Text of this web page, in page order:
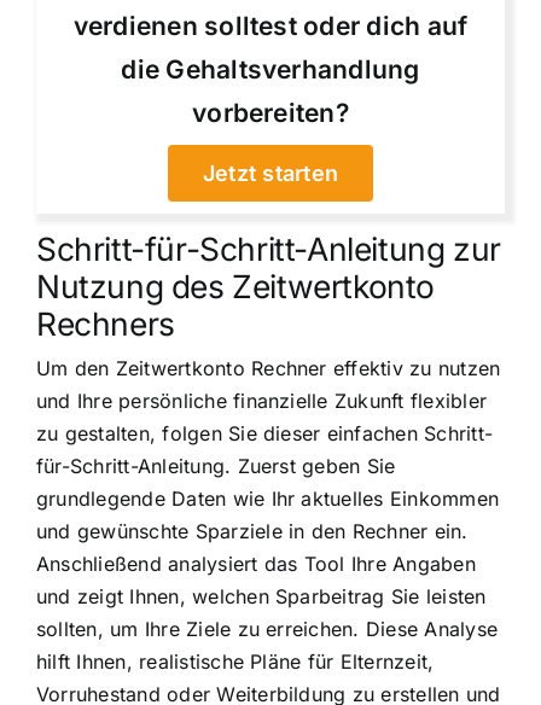
verdienen solltest oder dich auf
die Gehaltsverhandlung
vorbereiten?
Jetzt starten
Schritt-für-Schritt-Anleitung zur
Nutzung des Zeitwertkonto
Rechners
Um den Zeitwertkonto Rechner effektiv zu nutzen
und Ihre persönliche finanzielle Zukunft flexibler
zu gestalten, folgen Sie dieser einfachen Schritt-
für-Schritt-Anleitung. Zuerst geben Sie
grundlegende Daten wie Ihr aktuelles Einkommen
und gewünschte Sparziele in den Rechner ein.
Anschließend analysiert das Tool Ihre Angaben
und zeigt Ihnen, welchen Sparbeitrag Sie leisten
sollten, um Ihre Ziele zu erreichen. Diese Analyse
hilft Ihnen, realistische Pläne für Elternzeit,
Vorruhestand oder Weiterbildung zu erstellen und